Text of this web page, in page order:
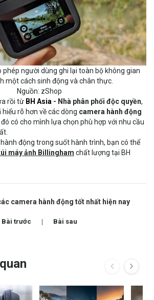
phép người dùng ghi lại toàn bộ không gian
một cách sinh động và chân thực.
Nguồn: zShop
rồi từ BH Asia - Nhà phân phối độc quyền,
rõ hơn về các dòng camera hành động
có cho mình lựa chọn phù hợp với nhu cầu
động trong suốt hành trình, bạn có thể
máy ảnh Billingham chất lượng tại BH
camera hành động tốt nhất hiện nay
Bài trước Bài sau